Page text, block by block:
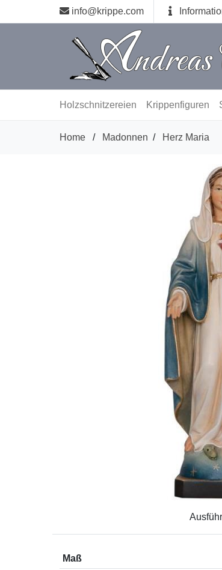
info@krippe.com
Holzschnitzereien Krippenfiguren
Home / Madonnen / Herz Maria
Maß